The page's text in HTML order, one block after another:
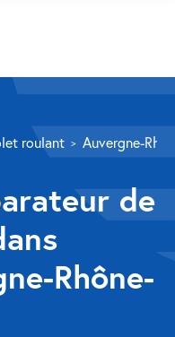
roulant Auvergne-
de
Rhône-